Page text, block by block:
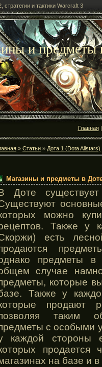
стратегии и тактики Warcraft 3
и предметы
Главная
» Статьи » Дота 1 (Dota Allstars)
Магазины и предметы в
Доте существует
можно
Также у
есть
предметы
случае
которые
Также у
продают
таким
с особыми
каждой стороны
продается
на базе и